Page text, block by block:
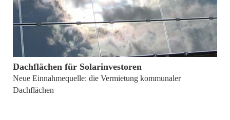
15. Juni 2011
Dachflächen für Solarinvestoren
Neue Einnahmequelle: die Vermietung kommunaler
Dachflächen